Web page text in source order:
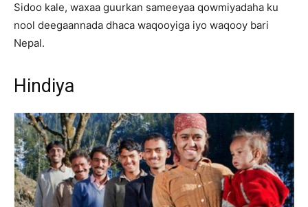
Sidoo kale, waxaa guurkan sameeyaa qowmiyadaha ku
nool deegaannada dhaca waqooyiga iyo waqooy bari
Nepal.
Hindiya